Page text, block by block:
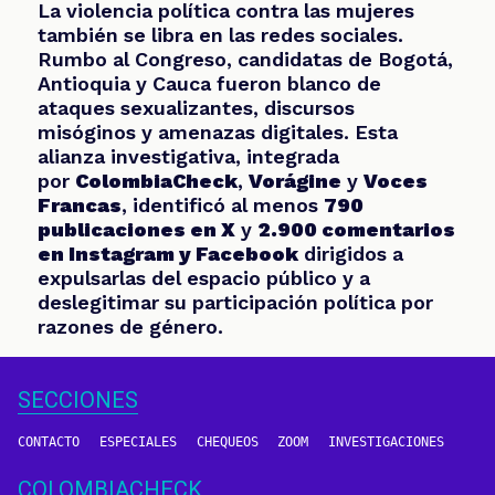
La violencia política contra las mujeres
también se libra en las redes sociales.
Rumbo al Congreso, candidatas de Bogotá,
Antioquia y Cauca fueron blanco de
ataques sexualizantes, discursos
misóginos y amenazas digitales. Esta
alianza investigativa, integrada
por ColombiaCheck, Vorágine y Voces
Francas, identificó al menos 790
publicaciones en Xy 2.900 comentarios
en Instagram y Facebookdirigidos a
expulsarlas del espacio público y a
deslegitimar su participación política por
razones de género.
SECCIONES
CONTACTO ESPECIALES CHEQUEOS ZOOM INVESTIGACIONES